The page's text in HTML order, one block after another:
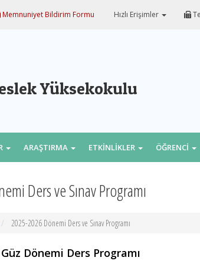
Memnuniyet Bildirim Formu Hızlı Erişimler
Yüksekokulu
ARAŞTIRMA ETKİNLİKLER ÖĞRENCİ
Ders ve Sınav Programı
2025-2026 Dönemi Ders ve Sınav Programı
Dönemi Ders Programı